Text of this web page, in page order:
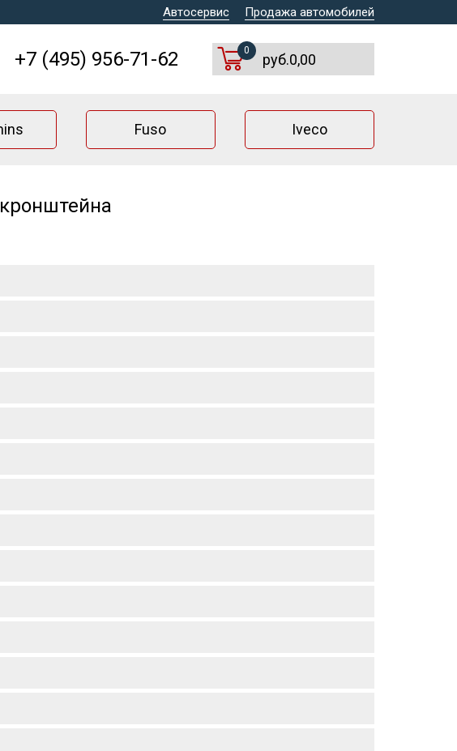
Автосервис Продажа автомобилей
+7 (495) 956-71-62 0
руб.0,00
Fuso Iveco